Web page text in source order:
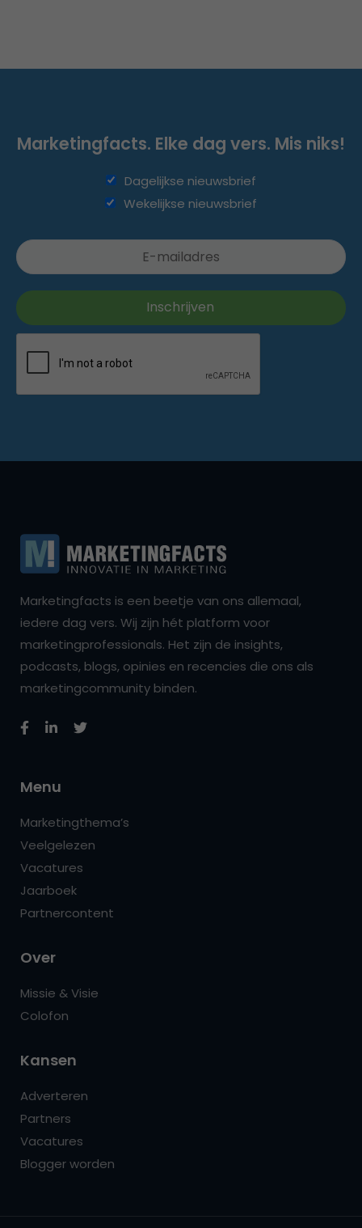
Marketingfacts. Elke dag vers. Mis niks!
Dagelijkse nieuwsbrief
Wekelijkse nieuwsbrief
Marketingfacts is een beetje van ons allemaal,
iedere dag vers. Wij zijn hét platform voor
marketingprofessionals. Het zijn de insights,
podcasts, blogs, opinies en recencies die ons als
marketingcommunity binden.
Menu
Marketingthema’s
Veelgelezen
Vacatures
Jaarboek
Partnercontent
Over
Missie & Visie
Colofon
Kansen
Adverteren
Partners
Vacatures
Blogger worden